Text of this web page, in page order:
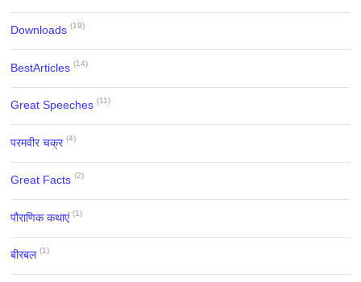
Downloads (19)
BestArticles (14)
Great Speeches (11)
परमवीर चक्र (4)
Great Facts (2)
पौराणिक कथाएं (1)
बीरबल (1)